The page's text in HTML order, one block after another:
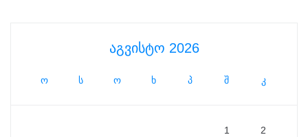
აგვისტო 2026
ო ს ო ხ პ შ კ
1 2